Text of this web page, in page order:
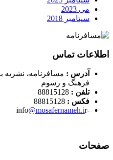
می 2023
سپتامبر 2018
اطلاعات تماس
آدرس : مسافرنامه،
فرهنگ و رسوم
تلفن :
فکس :
-info
@mosafernameh.ir
صفحات